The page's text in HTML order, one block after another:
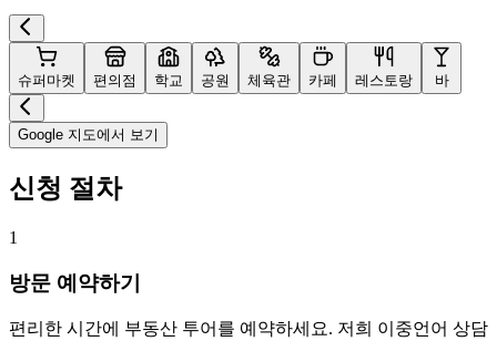
슈퍼마켓 편의점 학교 공원 체육관 카페 레스토랑 바
Google 지도에서 보기
신청 절차
1
방문 예약하기
편리한 시간에 부동산 투어를 예약하세요. 저희 이중언어 상담